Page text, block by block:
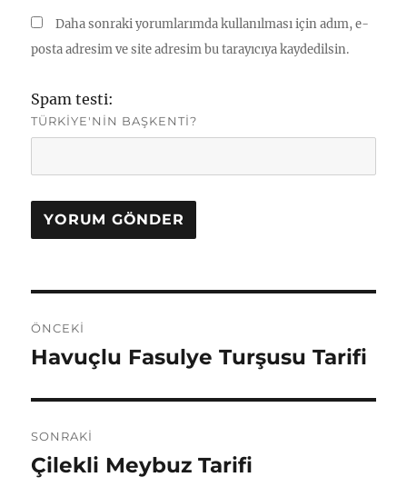
Daha sonraki yorumlarımda kullanılması için adım, e-
posta adresim ve site adresim bu tarayıcıya kaydedilsin.
Spam testi:
TÜRKIYE'NIN BAŞKENTI?
gezinmesi
ÖNCEKI
Önceki
Havuçlu Fasulye Turşusu Tarifi
SONRAKI
Sonraki
Çilekli Meybuz Tarifi